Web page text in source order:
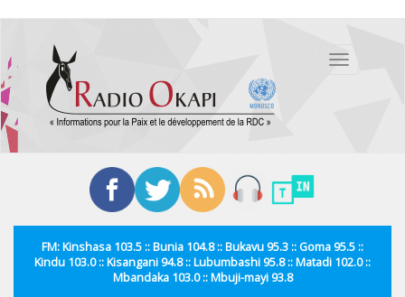
contenu
principal
Toggle
FM: Kinshasa 103.5 :: Bunia 104.8 :: Bukavu 95.3 :: Goma 95.5 ::
Kindu 103.0 :: Kisangani 94.8 :: Lubumbashi 95.8 :: Matadi 102.0 ::
Mbandaka 103.0 :: Mbuji-mayi 93.8